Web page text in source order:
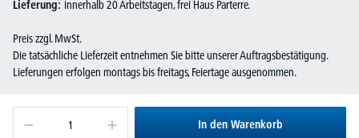
Lieferung: innerhalb 20 Arbeitstagen, frei Haus Parterre.
Preis zzgl. MwSt.
Die tatsächliche Lieferzeit entnehmen Sie bitte unserer Auftragsbestätigung.
Lieferungen erfolgen montags bis freitags, Feiertage ausgenommen.
In den Warenkorb